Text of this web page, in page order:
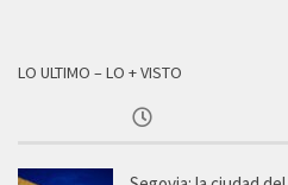
LO ULTIMO – LO + VISTO